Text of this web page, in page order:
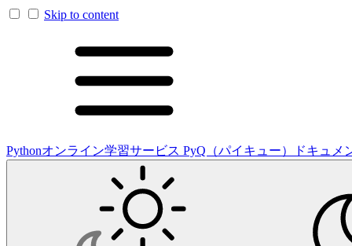
Skip to content
Pythonオンライン学習サービス PyQ（パイキュー）ドキュメ